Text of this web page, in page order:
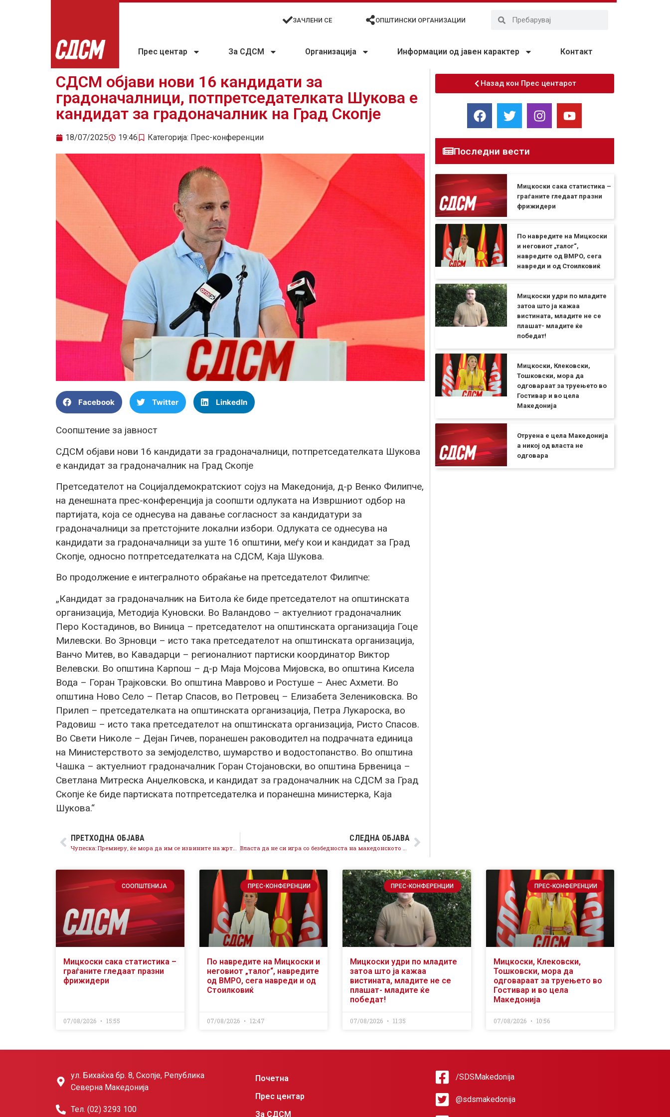
ЗАЧЛЕНИ СЕ ОПШТИНСКИ ОРГАНИЗАЦИИ
Прес центар За СДСМ Организација Информации од јавен карактер Контакт
СДСМ објави нови 16 кандидати за
градоначалници, потпретседателката Шукова е
кандидат за градоначалник на Град Скопје
18/07/2025 19:46 Категорија: Прес-конференции
Facebook Twitter LinkedIn
Соопштение за јавност
СДСМ објави нови 16 кандидати за градоначалници, потпретседателката Шукова
е кандидат за градоначалник на Град Скопје
Претседателот на Социјалдемократскиот сојуз на Македонија, д-р Венко Филипче,
на денешната прес-конференција ја соопшти одлуката на Извршниот одбор на
партијата, која се однесува на давање согласност за кандидатури за
градоначалници за претстојните локални избори. Одлуката се однесува на
кандидати за градоначалници за уште 16 општини, меѓу кои и кандидат за Град
Скопје, односно потпретседателката на СДСМ, Каја Шукова.
Во продолжение е интегралното обраќање на претседателот Филипче:
„Кандидат за градоначалник на Битола ќе биде претседателот на општинската
организација, Методија Куновски. Во Валандово – актуелниот градоначалник
Перо Костадинов, во Виница – претседателот на општинската организација Гоце
Милевски. Во Зрновци – исто така претседателот на општинската организација,
Ванчо Митев, во Кавадарци – регионалниот партиски координатор Виктор
Велевски. Во општина Карпош – д-р Маја Мојсова Мијовска, во општина Кисела
Вода – Горан Трајковски. Во општина Маврово и Ростуше – Анес Ахмети. Во
општина Ново Село – Петар Спасов, во Петровец – Елизабета Зелениковска. Во
Прилеп – претседателката на општинската организација, Петра Лукароска, во
Радовиш – исто така претседателот на општинската организација, Ристо Спасов.
Во Свети Николе – Дејан Гичев, поранешен раководител на подрачната единица
на Министерството за земјоделство, шумарство и водостопанство. Во општина
Чашка – актуелниот градоначалник Горан Стојановски, во општина Брвеница –
Светлана Митреска Анџелковска, и кандидат за градоначалник на СДСМ за Град
Скопје ќе биде партиската потпретседателка и поранешна министерка, Каја
Шукова.“
ПРЕТХОДНА ОБЈАВА
Чупеска: Премиеру, ќе мора да им се извините на жртвите и нивните семејства – јавно, гласно и со покајание!
СЛЕДНА ОБЈАВА
Власта да не си игра со безбедноста на македонското небо- СДСМ бара поништување на срамниот оглас во М-НАВ
Назад кон Прес центарот
Последни вести
Мицкоски сака статистика –
граѓаните гледаат празни
фрижидери
По навредите на Мицкоски
и неговиот „талог“,
навредите од ВМРО, сега
навреди и од Стоилковиќ
Мицкоски удри по младите
затоа што ја кажаа
вистината, младите не се
плашат- младите ќе
победат!
Мицкоски, Клековски,
Тошковски, мора да
одговараат за труењето во
Гостивар и во цела
Македонија
Отруена е цела Македонија
а никој од власта не
одговара
СООПШТЕНИЈА
Мицкоски сака статистика –
граѓаните гледаат празни
фрижидери
07/08/2026 15:55
ПРЕС-КОНФЕРЕНЦИИ
По навредите на Мицкоски и
неговиот „талог“, навредите
од ВМРО, сега навреди и од
Стоилковиќ
07/08/2026 12:47
ПРЕС-КОНФЕРЕНЦИИ
Мицкоски удри по младите
затоа што ја кажаа
вистината, младите не се
плашат- младите ќе
победат!
07/08/2026 11:35
ПРЕС-КОНФЕРЕНЦИИ
Мицкоски, Клековски,
Тошковски, мора да
одговараат за труењето во
Гостивар и во цела
Македонија
07/08/2026 10:56
ул. Бихаќка бр. 8, Скопје, Република
Северна Македонија
Тел. (02) 3293 100
Почетна
Прес центар
За СДСМ
/SDSMakedonija
@sdsmakedonija